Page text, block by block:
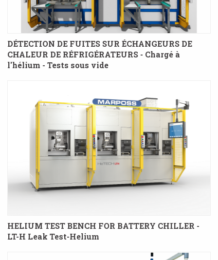
DÉTECTION DE FUITES SUR ÉCHANGEURS DE
CHALEUR DE RÉFRIGÉRATEURS - Chargé à
l'hélium - Tests sous vide
HELIUM TEST BENCH FOR BATTERY CHILLER -
LT-H Leak Test-Helium